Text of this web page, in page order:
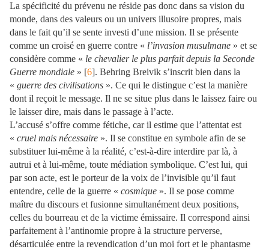
La spécificité du prévenu ne réside pas donc dans sa vision du
monde, dans des valeurs ou un univers illusoire propres, mais
dans le fait qu’il se sente investi d’une mission. Il se présente
comme un croisé en guerre contre « l’invasion musulmane » et se
considère comme « le chevalier le plus parfait depuis la Seconde
Guerre mondiale » [6]. Behring Breivik s’inscrit bien dans la
« guerre des civilisations ». Ce qui le distingue c’est la manière
dont il reçoit le message. Il ne se situe plus dans le laissez faire ou
le laisser dire, mais dans le passage à l’acte.
L’accusé s’offre comme fétiche, car il estime que l’attentat est
« cruel mais nécessaire ». Il se constitue en symbole afin de se
substituer lui-même à la réalité, c’est-à-dire interdire par là, à
autrui et à lui-même, toute médiation symbolique. C’est lui, qui
par son acte, est le porteur de la voix de l’invisible qu’il faut
entendre, celle de la guerre « cosmique ». Il se pose comme
maître du discours et fusionne simultanément deux positions,
celles du bourreau et de la victime émissaire. Il correspond ainsi
parfaitement à l’antinomie propre à la structure perverse,
désarticulée entre la revendication d’un moi fort et le phantasme